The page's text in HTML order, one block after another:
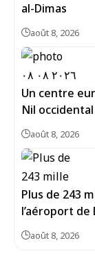
al-Dimas
août 8, 2026
Un centre
Nil
août 8, 2026
Plus de 243
l’aéroport de
août 8, 2026